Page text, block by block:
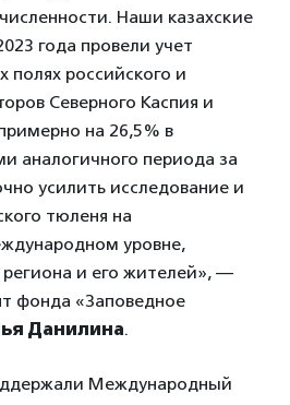
Наши казахские
года провели учет
полях российского и
Северного Каспия и
на 26,5% в
аналогичного периода за
усилить исследование и
тюленя на
уровне,
и его жителей», —
фонда «Заповедное
Данилина.
Международный